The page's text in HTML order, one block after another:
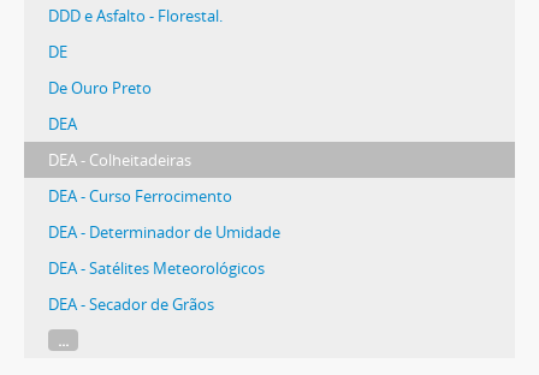
DDD e Asfalto - Florestal.
DE
De Ouro Preto
DEA
DEA - Colheitadeiras
DEA - Curso Ferrocimento
DEA - Determinador de Umidade
DEA - Satélites Meteorológicos
DEA - Secador de Grãos
...